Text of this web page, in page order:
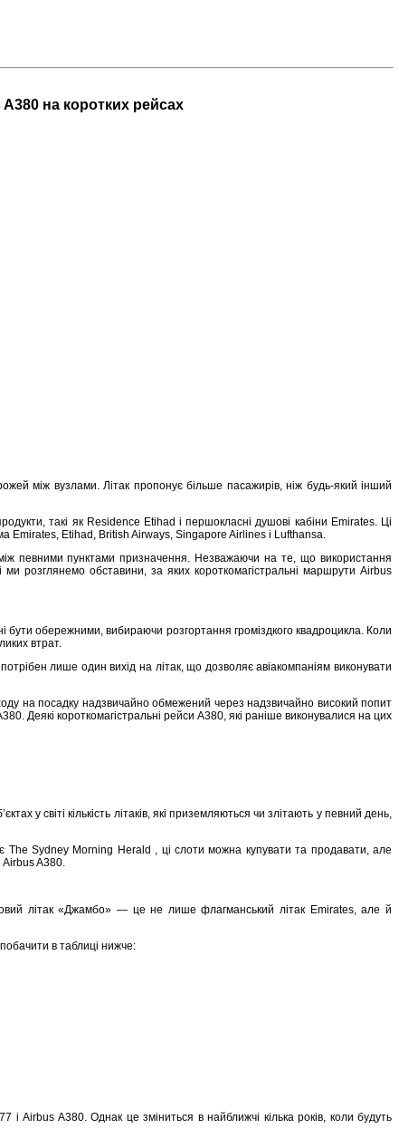
на коротких рейсах
між вузлами. Літак пропонує більше пасажирів, ніж будь-який інший
такі як Residence Etihad і першокласні душові кабіни Emirates. Ці
Emirates, Etihad, British Airways, Singapore Airlines і Lufthansa.
певними пунктами призначення. Незважаючи на те, що використання
ми розглянемо обставини, за яких короткомагістральні маршрути Airbus
обережними, вибираючи розгортання громіздкого квадроцикла. Коли
втрат.
лише один вихід на літак, що дозволяє авіакомпаніям виконувати
на посадку надзвичайно обмежений через надзвичайно високий попит
Деякі короткомагістральні рейси A380, які раніше виконувалися на цих
у світі кількість літаків, які приземляються чи злітають у певний день,
The Sydney Morning Herald , ці слоти можна купувати та продавати, але
A380.
літак «Джамбо» — це не лише флагманський літак Emirates, але й
в таблиці нижче:
Airbus A380. Однак це зміниться в найближчі кілька років, коли будуть